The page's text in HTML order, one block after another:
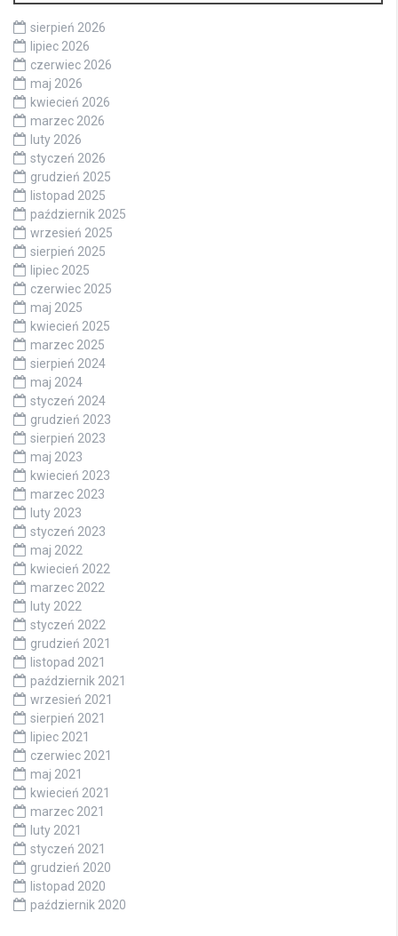
sierpień 2026
lipiec 2026
czerwiec 2026
maj 2026
kwiecień 2026
marzec 2026
luty 2026
styczeń 2026
grudzień 2025
listopad 2025
październik 2025
wrzesień 2025
sierpień 2025
lipiec 2025
czerwiec 2025
maj 2025
kwiecień 2025
marzec 2025
sierpień 2024
maj 2024
styczeń 2024
grudzień 2023
sierpień 2023
maj 2023
kwiecień 2023
marzec 2023
luty 2023
styczeń 2023
maj 2022
kwiecień 2022
marzec 2022
luty 2022
styczeń 2022
grudzień 2021
listopad 2021
październik 2021
wrzesień 2021
sierpień 2021
lipiec 2021
czerwiec 2021
maj 2021
kwiecień 2021
marzec 2021
luty 2021
styczeń 2021
grudzień 2020
listopad 2020
październik 2020